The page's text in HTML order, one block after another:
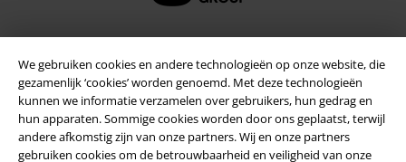
We gebruiken cookies en andere technologieën op onze website, die
gezamenlijk ‘cookies’ worden genoemd. Met deze technologieën
kunnen we informatie verzamelen over gebruikers, hun gedrag en
hun apparaten. Sommige cookies worden door ons geplaatst, terwijl
andere afkomstig zijn van onze partners. Wij en onze partners
gebruiken cookies om de betrouwbaarheid en veiligheid van onze
Beveiliging